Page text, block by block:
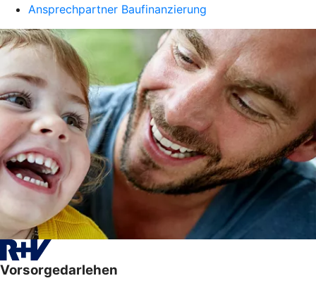
Ansprechpartner Baufinanzierung
Vorsorgedarlehen